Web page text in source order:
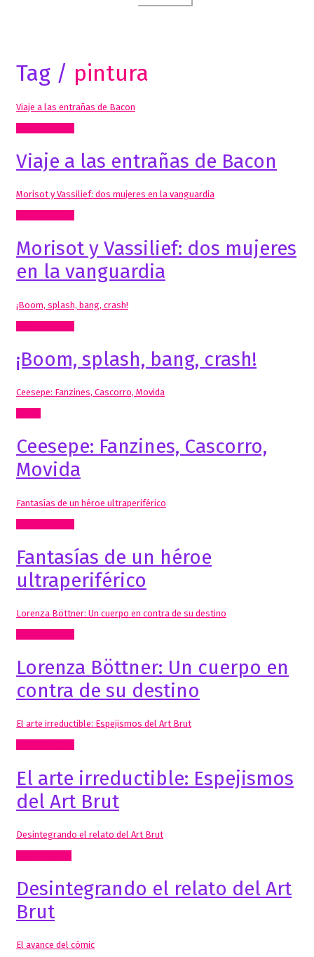
Tag / pintura
Viaje a las entrañas de Bacon
Viaje a las entrañas de Bacon
Morisot y Vassilief: dos mujeres en la vanguardia
Morisot y Vassilief: dos mujeres
en la vanguardia
¡Boom, splash, bang, crash!
¡Boom, splash, bang, crash!
Ceesepe: Fanzines, Cascorro, Movida
Ceesepe: Fanzines, Cascorro,
Movida
Fantasías de un héroe ultraperiférico
Fantasías de un héroe
ultraperiférico
Lorenza Böttner: Un cuerpo en contra de su destino
Lorenza Böttner: Un cuerpo en
contra de su destino
El arte irreductible: Espejismos del Art Brut
El arte irreductible: Espejismos
del Art Brut
Desintegrando el relato del Art Brut
Desintegrando el relato del Art
Brut
El avance del cómic